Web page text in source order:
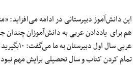
این دانش‌آموز دبیرستانی در ادامه می‌افزاید:
هم برای یاددادن عربی به دانش‌آموزان
عربی سال
تمام کردن کتاب و سال تحصیلی برایش مهم نبود